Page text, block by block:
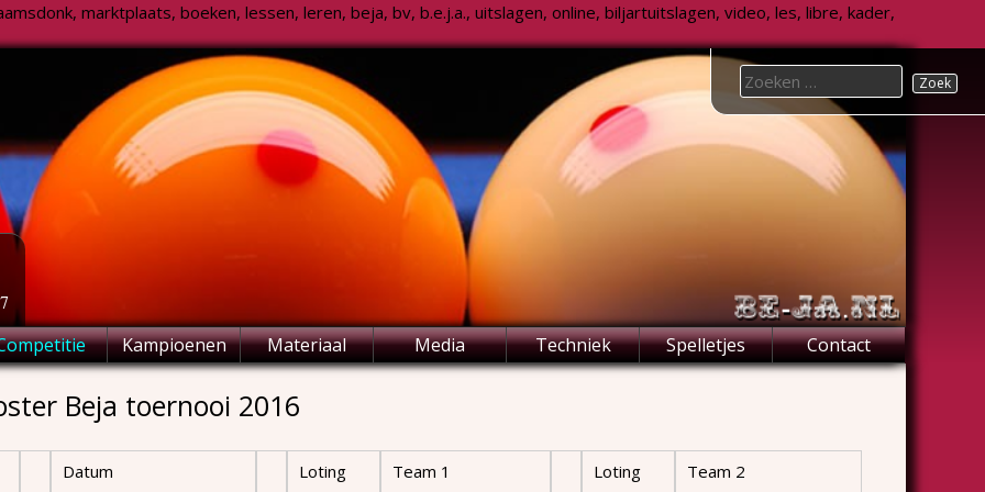
marktplaats, boeken, lessen, leren, beja, bv, b.e.j.a., uitslagen, online, biljartuitslagen, video, les, libre, kader,
Kampioenen Materiaal Media Techniek Spelletjes Contact
Search
for:
Beja toernooi 2016
Datum
Loting
Team 1
Loting
Team 2